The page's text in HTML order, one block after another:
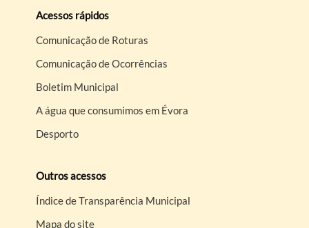
Acessos rápidos
Comunicação de Roturas
Comunicação de Ocorrências
Boletim Municipal
A água que consumimos em Évora
Desporto
Outros acessos
Índice de Transparência Municipal
Mapa do site